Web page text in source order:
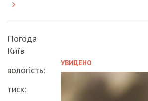
УВИДЕНО
Погода
Київ
вологість:
тиск: